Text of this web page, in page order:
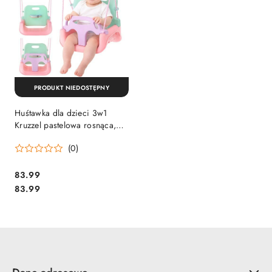
Huśtawka dla dzieci 3w1
Kruzzel pastelowa rosnąca,
(0)
Cena:
83.99
Cena:
83.99
PRODUKT NIEDOSTĘPNY